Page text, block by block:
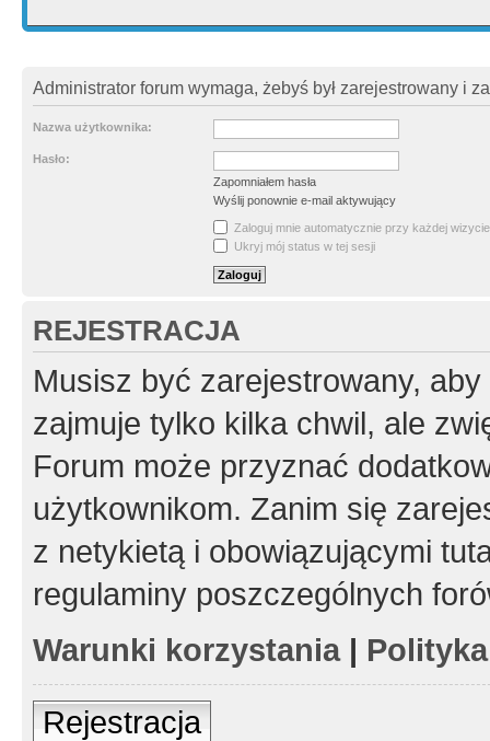
Administrator forum wymaga, żebyś był zarejestrowany i
Nazwa użytkownika:
Hasło:
Zapomniałem hasła
Wyślij ponownie e-mail aktywujący
Zaloguj mnie automatycznie przy każdej wizycie
Ukryj mój status w tej sesji
REJESTRACJA
Musisz być zarejestrowany,
zajmuje tylko kilka chwil, ale
Forum może przyznać
użytkownikom. Zanim się
z netykietą i obowiązującymi
regulaminy poszczególnych
Warunki korzystania|
Rejestracja